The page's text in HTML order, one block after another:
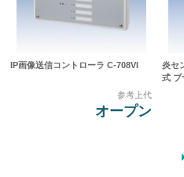
IP画像送信コントローラ C-708VI
参考上代
オープン
炎セ
式